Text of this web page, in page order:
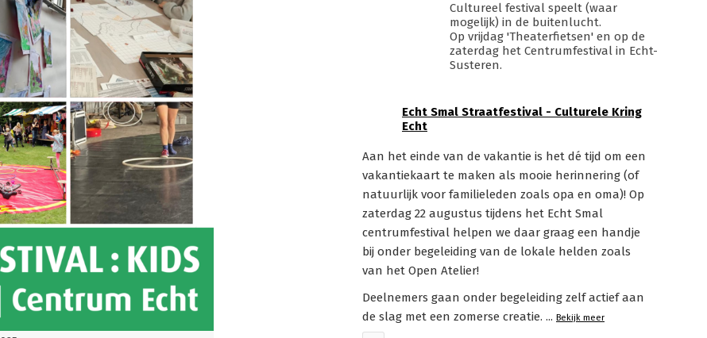
Cultureel festival speelt (waar
mogelijk) in de buitenlucht.
Op vrijdag 'Theaterfietsen' en op de
zaterdag het Centrumfestival in Echt-
Susteren.
Echt Smal Straatfestival - Culturele Kring
Echt
Aan het einde van de vakantie is het dé tijd om een
vakantiekaart te maken als mooie herinnering (of
natuurlijk voor familieleden zoals opa en oma)! Op
zaterdag 22 augustus tijdens het Echt Smal
centrumfestival helpen we daar graag een handje
bij onder begeleiding van de lokale helden zoals
van het Open Atelier!
Deelnemers gaan onder begeleiding zelf actief aan
de slag met een zomerse creatie. ... Bekijk meer